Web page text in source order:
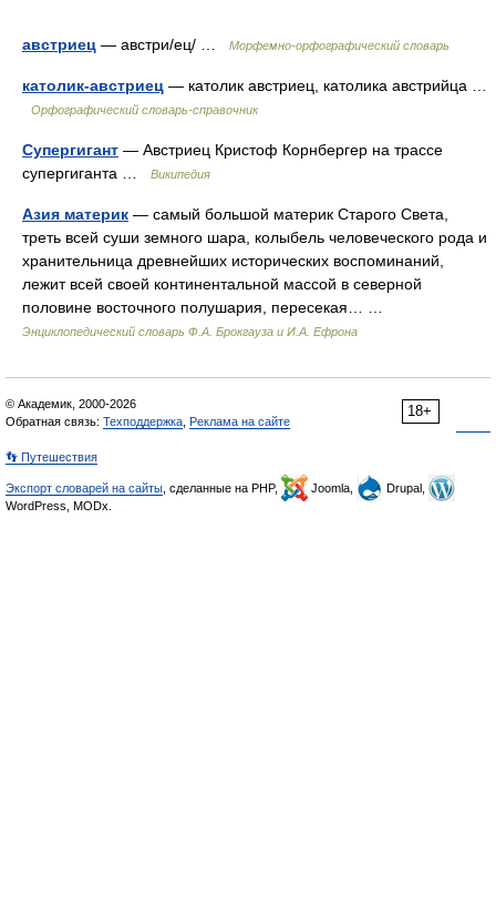
австриец — австри/ец/ … Морфемно-орфографический словарь
католик-австриец — католик австриец, католика австрийца …
Орфографический словарь-справочник
Супергигант — Австриец Кристоф Корнбергер на трассе
супергиганта …
Википедия
Азия материк — самый большой материк Старого Света,
треть всей суши земного шара, колыбель человеческого рода и
хранительница древнейших исторических воспоминаний,
лежит всей своей континентальной массой в северной
половине восточного полушария, пересекая… …
Энциклопедический словарь Ф.А. Брокгауза и И.А. Ефрона
18+
© Академик, 2000-2026
Обратная связь: Техподдержка Реклама на сайте
👣 Путешествия
Экспорт словарей на сайты , сделанные на PHP, Joomla,
Drupal,
WordPress, MODx.